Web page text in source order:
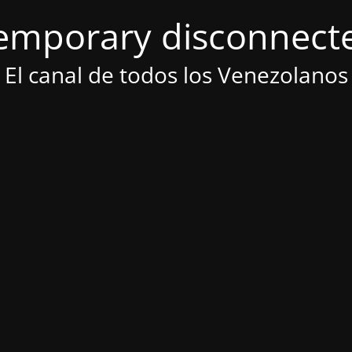
El canal de todos los Venezolanos